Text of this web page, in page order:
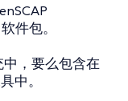
件包。
，要么包含在
中。